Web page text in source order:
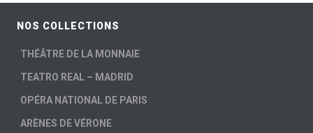
NOS COLLECTIONS
THÉÂTRE DE LA MONNAIE
TEATRO REAL – MADRID
OPÉRA NATIONAL DE PARIS
ARÈNES DE VÉRONE